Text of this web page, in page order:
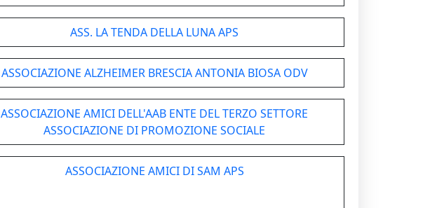
ASS. LA TENDA DELLA LUNA APS
ASSOCIAZIONE ALZHEIMER BRESCIA ANTONIA BIOSA ODV
ASSOCIAZIONE AMICI DELL'AAB ENTE DEL TERZO SETTORE
ASSOCIAZIONE DI PROMOZIONE SOCIALE
ASSOCIAZIONE AMICI DI SAM APS